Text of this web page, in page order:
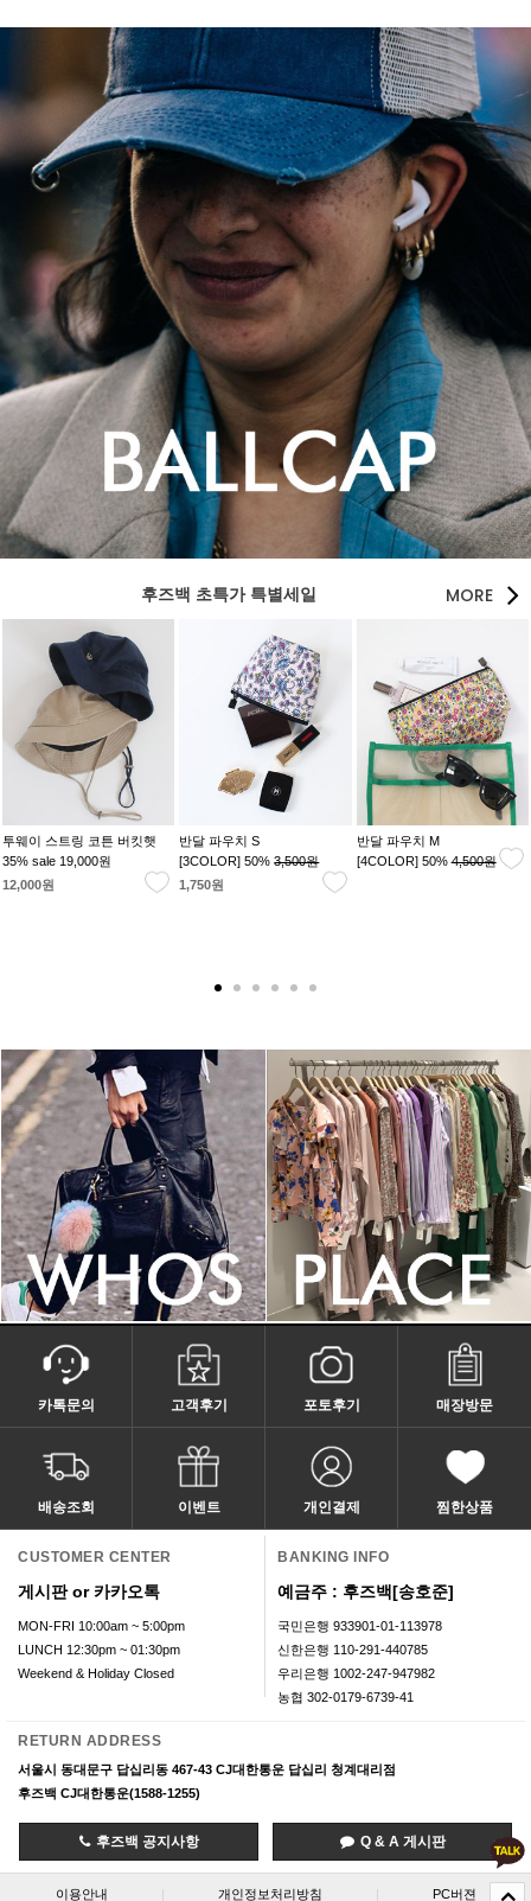
후즈백 초특가 특별세일 MORE
투웨이 스트링 코튼 버킷햇
35% sale 19,000원
12,000원
반달 파우치 S
[3COLOR] 50%3,500원
1,750원
반달 파우치 M
[4COLOR] 50%4,500원
카톡문의 고객후기 포토후기 매장방문
배송조회 이벤트 개인결제 찜한상품
CUSTOMER CENTER
게시판 or 카카오톡
MON-FRI 10:00am ~ 5:00pm
LUNCH 12:30pm ~ 01:30pm
Weekend & Holiday Closed
BANKING INFO
예금주 : 후즈백[송호준]
국민은행 933901-01-113978
신한은행 110-291-440785
우리은행 1002-247-947982
농협 302-0179-6739-41
RETURN ADDRESS
서울시 동대문구 답십리동 467-43 CJ대한통운 답십리 청계대리점
후즈백 CJ대한통운(1588-1255)
후즈백 공지사항 Q & A 게시판
이용안내 | 개인정보처리방침 | PC버젼